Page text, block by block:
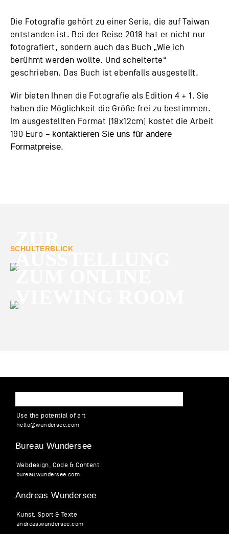
Die Fotografie gehört zu einer Serie, die auf Taiwan
entstanden ist. Bei der Reise 2018 hat er nicht nur
fotografiert, sondern auch das Buch „Wie ich
berühmt werden wollte. Und scheiterte“
geschrieben. Das Buch ist ebenfalls ausgestellt.
Wir bieten Ihnen die Fotografie als Edition 4 + 1. Sie
haben die Möglichkeit die Größe frei zu bestimmen.
Im ausgestellten Format (18x12cm) kostet die Arbeit
190 Euro – kontaktieren Sie uns für andere
Formatpreise.
SCHULTERBLICK
AUSSTELLUNG
ZUM ONLINE
VIEWING ROOM
Use the potential of art
hello@wundersee.com
Bureau Wundersee
Webdesign, Code & Content
bureau.wundersee.com
Andreas Wundersee
Kunst, Sport & Texte
andreas.wundersee.com